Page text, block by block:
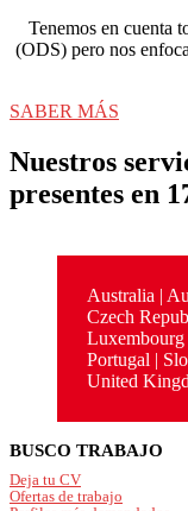
Tenemos en cuenta
(ODS) pero nos
SABER MÁS
Nuestros
presentes en
Australia |
Czech
Luxembourg
Portugal |
United
Footer
BUSCO TRABAJO
Deja tu CV
Ofertas de trabajo